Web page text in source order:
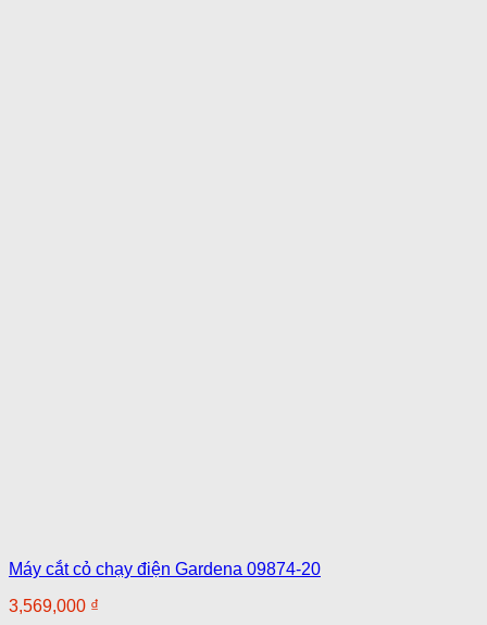
Máy cắt cỏ chạy điện Gardena 09874-20
3,569,000 ₫